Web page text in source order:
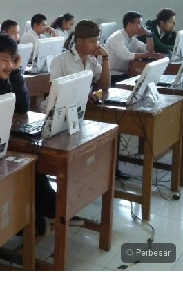
Perbesar